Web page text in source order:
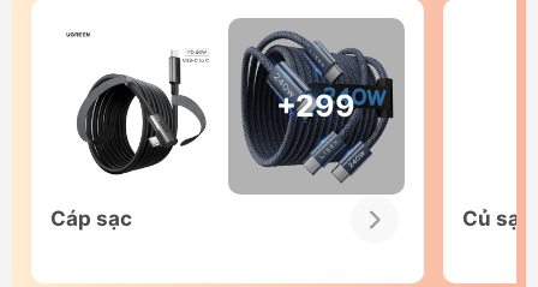
+299
Cáp sạc Củ sạc